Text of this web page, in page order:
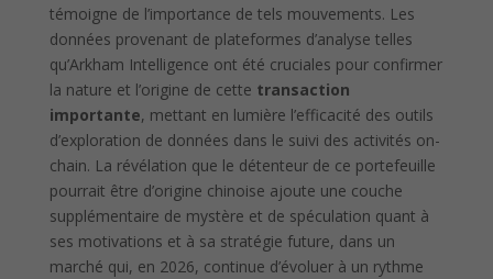
témoigne de l’importance de tels mouvements. Les
données provenant de plateformes d’analyse telles
qu’Arkham Intelligence ont été cruciales pour confirmer
la nature et l’origine de cette transaction
importante, mettant en lumière l’efficacité des outils
d’exploration de données dans le suivi des activités on-
chain. La révélation que le détenteur de ce portefeuille
pourrait être d’origine chinoise ajoute une couche
supplémentaire de mystère et de spéculation quant à
ses motivations et à sa stratégie future, dans un
marché qui, en 2026, continue d’évoluer à un rythme